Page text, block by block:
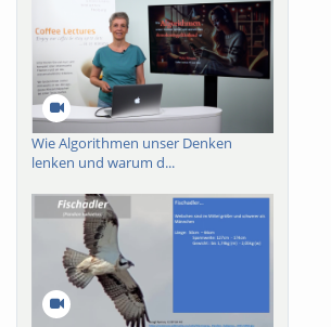
Wie Algorithmen unser Denken
lenken und warum d...